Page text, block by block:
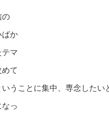
の
か
マ
て
うことに集中、専念したい
っ